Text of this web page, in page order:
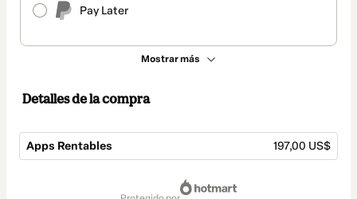
Pay Later
Mostrar más
Detalles de la compra
Apps Rentables 197,00 US$